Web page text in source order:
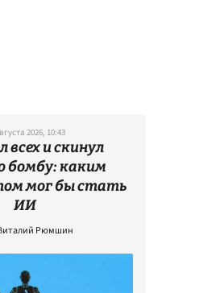
2026, 10:43
всех и скинул
бомбу: каким
мог бы стать
ИИ
Рюмшин